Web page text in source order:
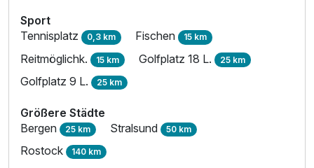
Sport
Tennisplatz 0,3 km Fischen 15 km
Reitmöglichk. 15 km Golfplatz 18 L. 25 km
Golfplatz 9 L. 25 km
Größere Städte
Bergen 25 km Stralsund 50 km
Rostock 140 km